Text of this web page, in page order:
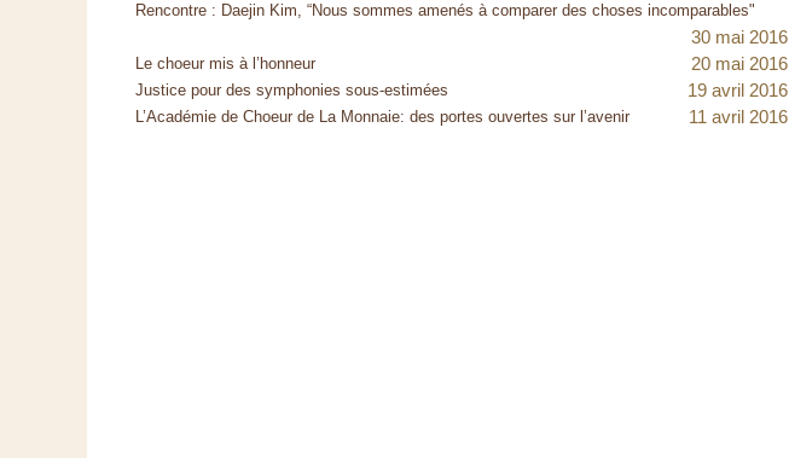
Rencontre : Daejin Kim, “Nous sommes amenés à comparer des choses incomparables"
30 mai 2016
Le choeur mis à l’honneur 20 mai 2016
Justice pour des symphonies sous-estimées 19 avril 2016
L’Académie de Choeur de La Monnaie: des portes ouvertes sur l’avenir 11 avril 2016